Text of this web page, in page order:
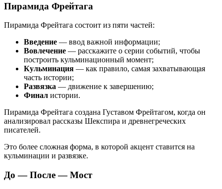
Пирамида Фрейтага
Пирамида Фрейтага состоит из пяти частей:
Введение — ввод важной информации;
Вовлечение — расскажите о серии событий, чтобы
построить кульминационный момент;
Кульминация — как правило, самая захватывающая
часть истории;
Развязка — движение к завершению;
Финал истории.
Пирамида Фрейтага создана Густавом Фрейтагом, когда он
анализировал рассказы Шекспира и древнегреческих
писателей.
Это более сложная форма, в которой акцент ставится на
кульминации и развязке.
До — После — Мост